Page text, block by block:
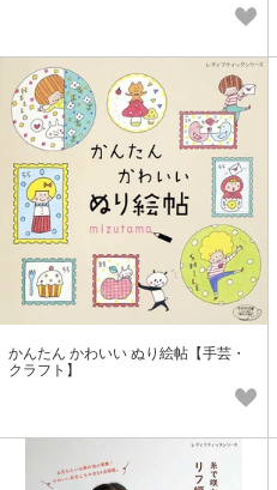
かんたん かわいい ぬり絵帖【手芸・
クラフト】